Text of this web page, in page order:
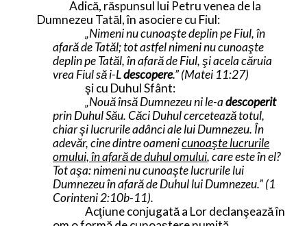
Adică, răspunsul lui Petru venea de la
Dumnezeu Tatăl, în asociere cu Fiul:
„Nimeni nu cunoaşte deplin pe Fiul, în
afară de Tatăl; tot astfel nimeni nu cunoaşte
deplin pe Tatăl, în afară de Fiul, şi acela căruia
vrea Fiul să i-Ldescopere.” (Matei 11:27)
şi cu Duhul Sfânt:
„Nouă însă Dumnezeu ni le-adescoperit
prin Duhul Său. Căci Duhul cercetează totul,
chiar şi lucrurile adânci ale lui Dumnezeu. În
adevăr, cine dintre oamenicunoaşte lucrurile
omului, în afară de duhul omului, care este în el?
Tot aşa: nimeni nu cunoaşte lucrurile lui
Dumnezeu în afară de Duhul lui Dumnezeu.” (1
Corinteni 2:10b-11).
Acţiune conjugată a Lor declanşează în